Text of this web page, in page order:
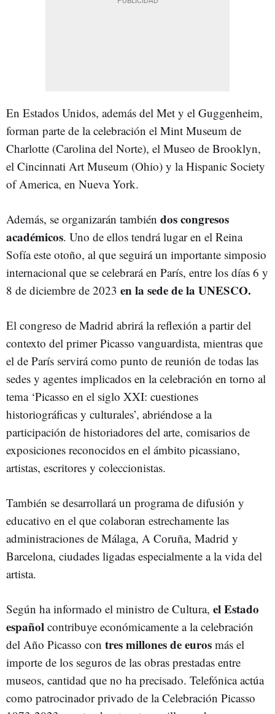
En Estados Unidos, además del Met y el Guggenheim,
forman parte de la celebración el Mint Museum de
Charlotte (Carolina del Norte), el Museo de Brooklyn,
el Cincinnati Art Museum (Ohio) y la Hispanic Society
of America, en Nueva York.
Además, se organizarán también dos congresos
académicos. Uno de ellos tendrá lugar en el Reina
Sofía este otoño, al que seguirá un importante simposio
internacional que se celebrará en París, entre los días 6 y
8 de diciembre de 2023 en la sede de la UNESCO.
El congreso de Madrid abrirá la reflexión a partir del
contexto del primer Picasso vanguardista, mientras que
el de París servirá como punto de reunión de todas las
sedes y agentes implicados en la celebración en torno al
tema ‘Picasso en el siglo XXI: cuestiones
historiográficas y culturales’, abriéndose a la
participación de historiadores del arte, comisarios de
exposiciones reconocidos en el ámbito picassiano,
artistas, escritores y coleccionistas.
También se desarrollará un programa de difusión y
educativo en el que colaboran estrechamente las
administraciones de Málaga, A Coruña, Madrid y
Barcelona, ciudades ligadas especialmente a la vida del
artista.
Según ha informado el ministro de Cultura, el Estado
español contribuye económicamente a la celebración
del Año Picasso con tres millones de euros más el
importe de los seguros de las obras prestadas entre
museos, cantidad que no ha precisado. Telefónica actúa
como patrocinador privado de la Celebración Picasso